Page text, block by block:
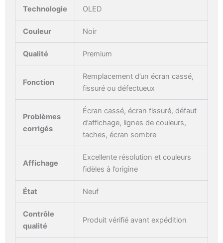
Technologie OLED
Couleur Noir
Qualité Premium
Fonction
Remplacement d’un écran cassé,
fissuré ou défectueux
Problèmes
corrigés
Écran cassé, écran fissuré, défaut
d’affichage, lignes de couleurs,
taches, écran sombre
Affichage
Excellente résolution et couleurs
fidèles à l’origine
État Neuf
Contrôle
qualité
Produit vérifié avant expédition